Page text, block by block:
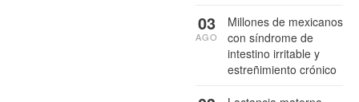
Millones de mexicanos
con síndrome de
intestino irritable y
estreñimiento crónico
03
AGO